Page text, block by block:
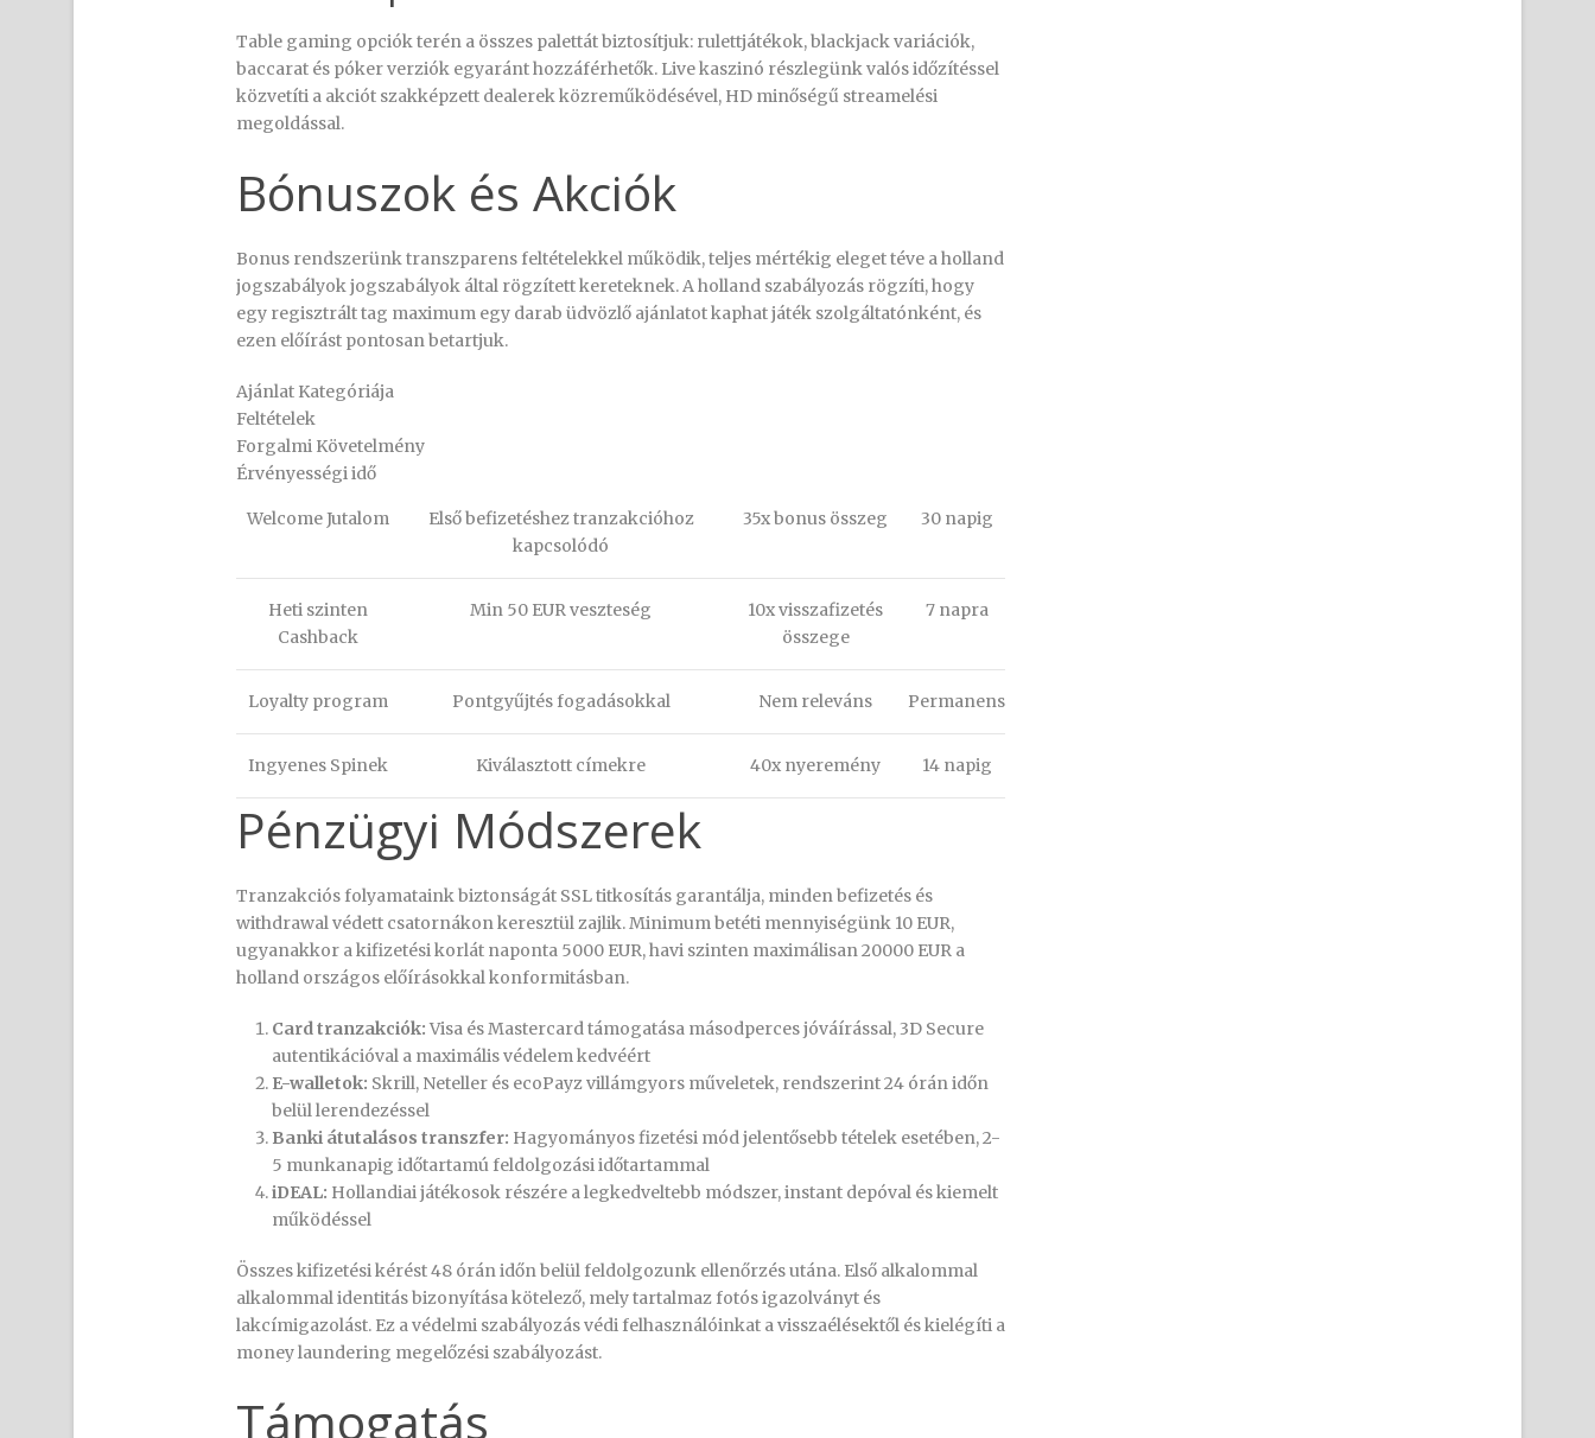
Table gaming opciók terén a összes palettát biztosítjuk: rulettjátékok, blackjack variációk,
baccarat és póker verziók egyaránt hozzáférhetők. Live kaszinó részlegünk valós időzítéssel
közvetíti a akciót szakképzett dealerek közreműködésével, HD minőségű streamelési
megoldással.
Bónuszok és Akciók
Bonus rendszerünk transzparens feltételekkel működik, teljes mértékig eleget téve a holland
jogszabályok jogszabályok által rögzített kereteknek. A holland szabályozás rögzíti, hogy
egy regisztrált tag maximum egy darab üdvözlő ajánlatot kaphat játék szolgáltatónként, és
ezen előírást pontosan betartjuk.
Ajánlat Kategóriája
Feltételek
Forgalmi Követelmény
Érvényességi idő
Welcome Jutalom
Első befizetéshez tranzakcióhoz
kapcsolódó
35x bonus összeg 30 napig
Heti szinten
Cashback
Min 50 EUR veszteség
10x visszafizetés
összege
7 napra
Loyalty program Pontgyűjtés fogadásokkal Nem releváns Permanens
Ingyenes Spinek Kiválasztott címekre 40x nyeremény 14 napig
Pénzügyi Módszerek
Tranzakciós folyamataink biztonságát SSL titkosítás garantálja, minden befizetés és
withdrawal védett csatornákon keresztül zajlik. Minimum betéti mennyiségünk 10 EUR,
ugyanakkor a kifizetési korlát naponta 5000 EUR, havi szinten maximálisan 20000 EUR a
holland országos előírásokkal konformitásban.
Card tranzakciók:Visa és Mastercard támogatása másodperces jóváírással, 3D Secure
autentikációval a maximális védelem kedvéért
E-walletok: Skrill, Neteller és ecoPayz villámgyors műveletek, rendszerint 24 órán időn
belül lerendezéssel
Banki átutalásos transzfer: Hagyományos fizetési mód jelentősebb tételek esetében, 2-
5 munkanapig időtartamú feldolgozási időtartammal
iDEAL: Hollandiai játékosok részére a legkedveltebb módszer, instant depóval és kiemelt
működéssel
Összes kifizetési kérést 48 órán időn belül feldolgozunk ellenőrzés utána. Első alkalommal
alkalommal identitás bizonyítása kötelező, mely tartalmaz fotós igazolványt és
lakcímigazolást. Ez a védelmi szabályozás védi felhasználóinkat a visszaélésektől és kielégíti a
money laundering megelőzési szabályozást.
Támogatás